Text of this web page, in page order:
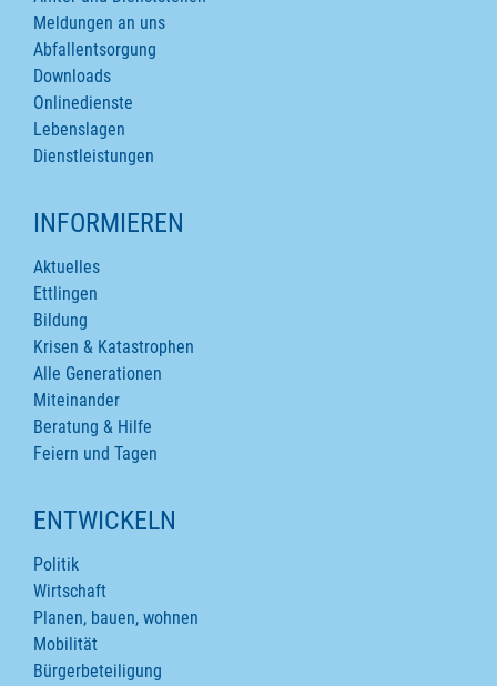
Meldungen an uns
Abfallentsorgung
Downloads
Onlinedienste
Lebenslagen
Dienstleistungen
INFORMIEREN
Aktuelles
Ettlingen
Bildung
Krisen & Katastrophen
Alle Generationen
Miteinander
Beratung & Hilfe
Feiern und Tagen
ENTWICKELN
Politik
Wirtschaft
Planen, bauen, wohnen
Mobilität
Bürgerbeteiligung